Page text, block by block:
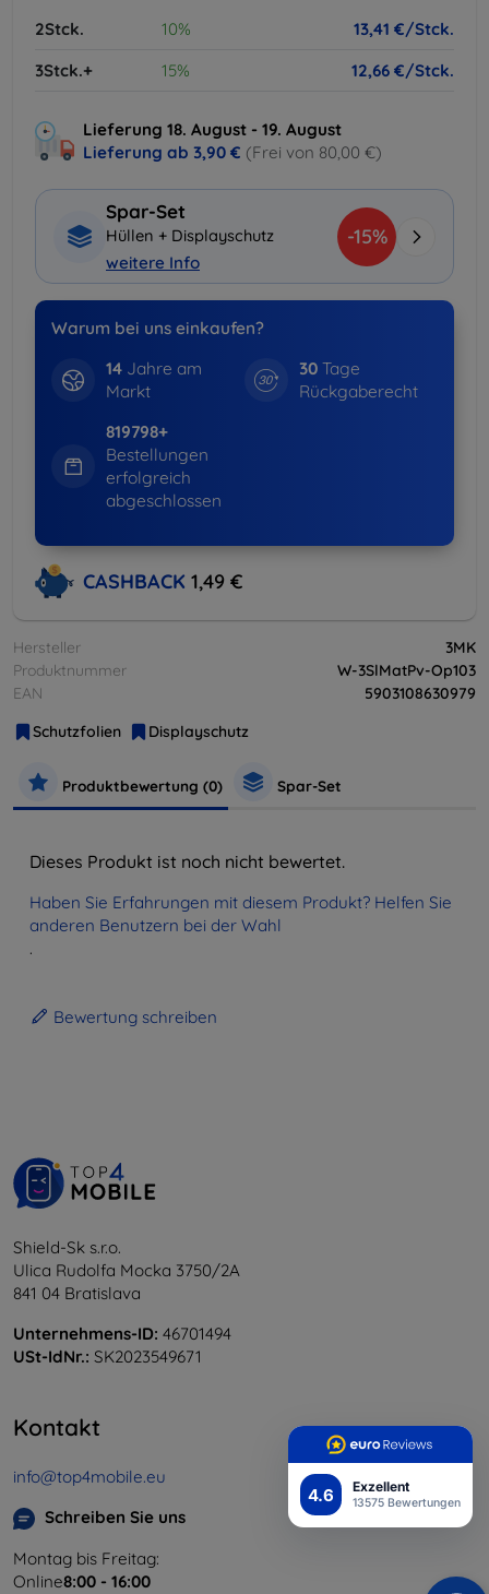
4.6 Exzellent
13575 Bewertungen
2Stck.
10%
13,41 €/Stck.
3Stck.+
15% 12,66 €/Stck.
Lieferung 18. August - 19. August
Lieferung ab 3,90 € (Frei von 80,00 €)
Spar-Set
Hüllen + Displayschutz
weitere Info
-15%
Warum bei uns einkaufen?
14Jahre am
Markt
30 Tage
Rückgaberecht
819798+
Bestellungen
erfolgreich
abgeschlossen
CASHBACK 1,49 €
Hersteller
3MK
Produktnummer
W-3SlMatPv-Op103
EAN
5903108630979
Schutzfolien
Displayschutz
Produktbewertung (0) Spar-Set
Dieses Produkt ist noch nicht bewertet.
Haben Sie Erfahrungen mit diesem Produkt? Helfen Sie
anderen Benutzern bei der Wahl
.
Bewertung schreiben
Shield-Sk s.r.o.
Ulica Rudolfa Mocka 3750/2A
841 04 Bratislava
Unternehmens-ID: 46701494
USt-IdNr.: SK2023549671
Kontakt
info@top4mobile.eu
Schreiben Sie uns
Montag bis Freitag:
Online8:00 - 16:00